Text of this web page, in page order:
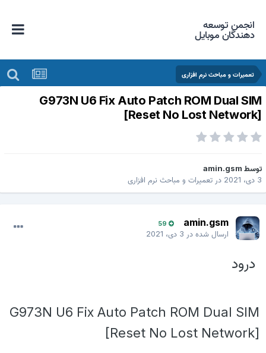
انجمن توسعه
دهندگان موبایل
تعمیرات و مباحث نرم افزاری
G973N U6 Fix Auto Patch ROM Dual
[Reset No Lost
amin.gsm
درتعمیرات و مباحث نرم افزاری
amin.gsm
59
ارسال شده در3 دی، 2021
درود
G973N U6 Fix Auto Patch ROM Dual SIM
[Reset No Lost Network]